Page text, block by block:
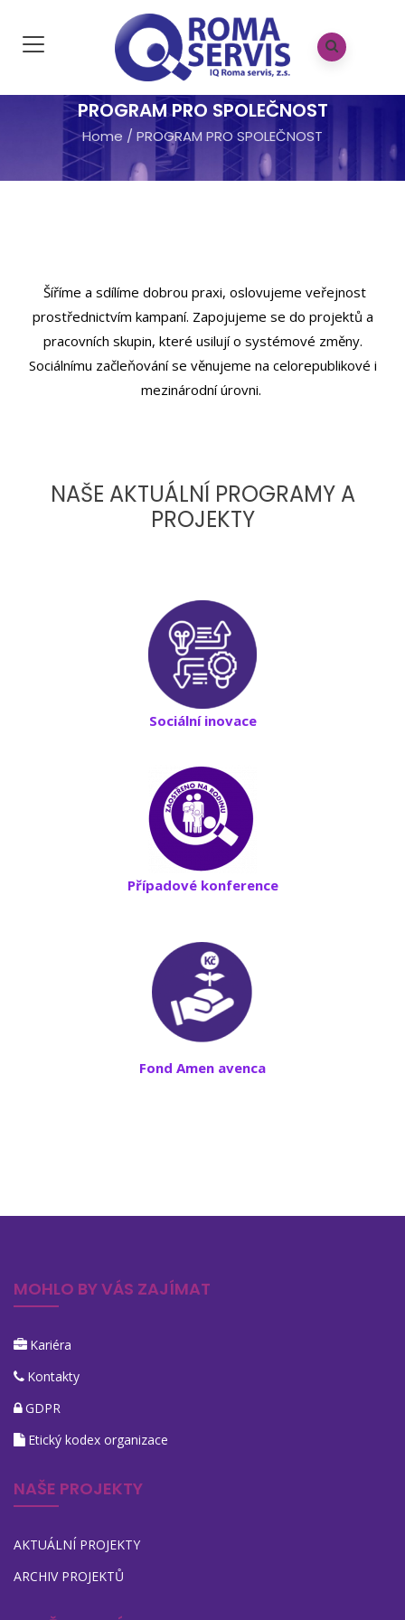
PROGRAM PRO SPOLEČNOST
Home / PROGRAM PRO SPOLEČNOST
Šíříme a sdílíme dobrou praxi, oslovujeme veřejnost
prostřednictvím kampaní. Zapojujeme se do projektů a
pracovních skupin, které usilují o systémové změny.
Sociálnímu začleňování se věnujeme na celorepublikové i
mezinárodní úrovni.
NAŠE AKTUÁLNÍ PROGRAMY A
PROJEKTY
Sociální inovace
Případové konference
Fond Amen avenca
MOHLO BY VÁS ZAJÍMAT
Kariéra
Kontakty
GDPR
Etický kodex organizace
NAŠE PROJEKTY
AKTUÁLNÍ PROJEKTY
ARCHIV PROJEKTŮ